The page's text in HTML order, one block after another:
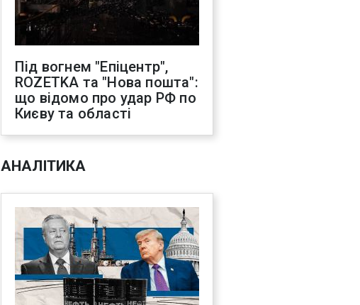
Під вогнем "Епіцентр",
ROZETKA та "Нова пошта":
що відомо про удар РФ по
Києву та області
АНАЛІТИКА